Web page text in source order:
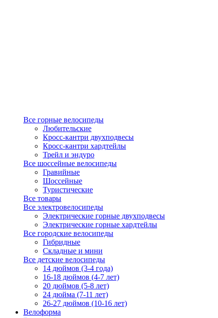
Все горные велосипеды
Любительские
Кросс-кантри двухподвесы
Кросс-кантри хардтейлы
Трейл и эндуро
Все шоссейные велосипеды
Гравийные
Шоссейные
Туристические
Все товары
Все электровелосипеды
Электрические горные двухподвесы
Электрические горные хардтейлы
Все городские велосипеды
Гибридные
Складные и мини
Все детские велосипеды
14 дюймов (3-4 года)
16-18 дюймов (4-7 лет)
20 дюймов (5-8 лет)
24 дюйма (7-11 лет)
26-27 дюймов (10-16 лет)
Велоформа